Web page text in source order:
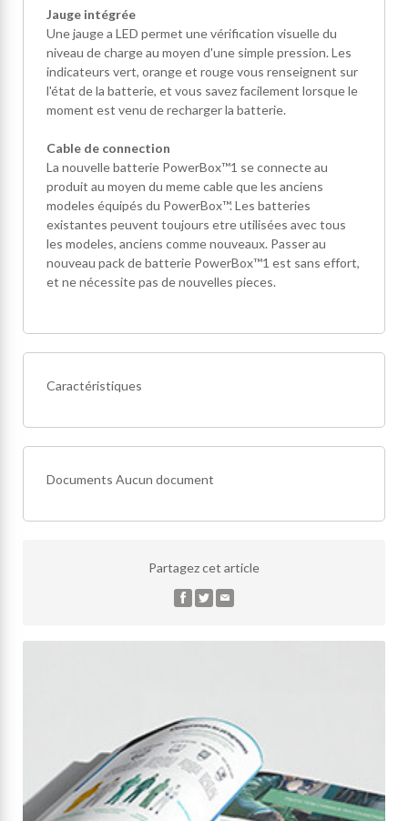
Jauge intégrée
Une jauge a LED permet une vérification visuelle du
niveau de charge au moyen d'une simple pression. Les
indicateurs vert, orange et rouge vous renseignent sur
l'état de la batterie, et vous savez facilement lorsque le
moment est venu de recharger la batterie.
Cable de connection
La nouvelle batterie PowerBox™1 se connecte au
produit au moyen du meme cable que les anciens
modeles équipés du PowerBox™. Les batteries
existantes peuvent toujours etre utilisées avec tous
les modeles, anciens comme nouveaux. Passer au
nouveau pack de batterie PowerBox™1 est sans effort,
et ne nécessite pas de nouvelles pieces.
Caractéristiques
Documents Aucun document
Partagez cet article